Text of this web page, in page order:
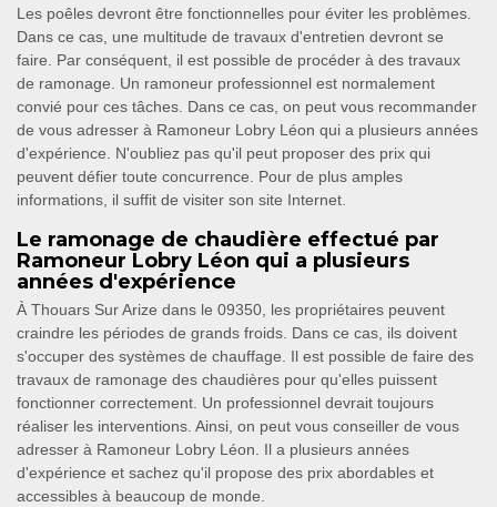
Les poêles devront être fonctionnelles pour éviter les problèmes.
Dans ce cas, une multitude de travaux d'entretien devront se
faire. Par conséquent, il est possible de procéder à des travaux
de ramonage. Un ramoneur professionnel est normalement
convié pour ces tâches. Dans ce cas, on peut vous recommander
de vous adresser à Ramoneur Lobry Léon qui a plusieurs années
d'expérience. N'oubliez pas qu'il peut proposer des prix qui
peuvent défier toute concurrence. Pour de plus amples
informations, il suffit de visiter son site Internet.
Le ramonage de chaudière effectué par
Ramoneur Lobry Léon qui a plusieurs
années d'expérience
À Thouars Sur Arize dans le 09350, les propriétaires peuvent
craindre les périodes de grands froids. Dans ce cas, ils doivent
s'occuper des systèmes de chauffage. Il est possible de faire des
travaux de ramonage des chaudières pour qu'elles puissent
fonctionner correctement. Un professionnel devrait toujours
réaliser les interventions. Ainsi, on peut vous conseiller de vous
adresser à Ramoneur Lobry Léon. Il a plusieurs années
d'expérience et sachez qu'il propose des prix abordables et
accessibles à beaucoup de monde.